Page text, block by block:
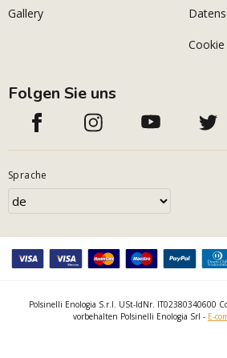
Gallery
Folgen Sie uns
Sprache
Polsinelli Enologia S.r.l. USt-IdNr. IT02380340600
vorbehalten Polsinelli Enologia Srl - E-